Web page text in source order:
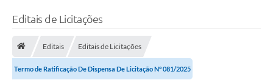
Editais de Licitações
Editais Editais de Licitações
Termo de Ratificação De Dispensa De Licitação N° 081/2025